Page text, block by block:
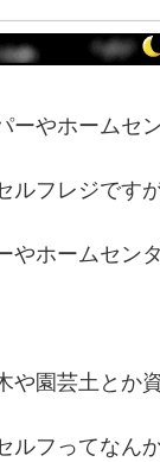
ーやホームセ
ルフレジです
やホームセン
や園芸土とか
ルフってなん